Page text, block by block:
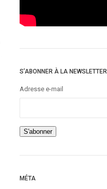
S’ABONNER À LA NEWSLETTER
Adresse e-mail
MÉTA